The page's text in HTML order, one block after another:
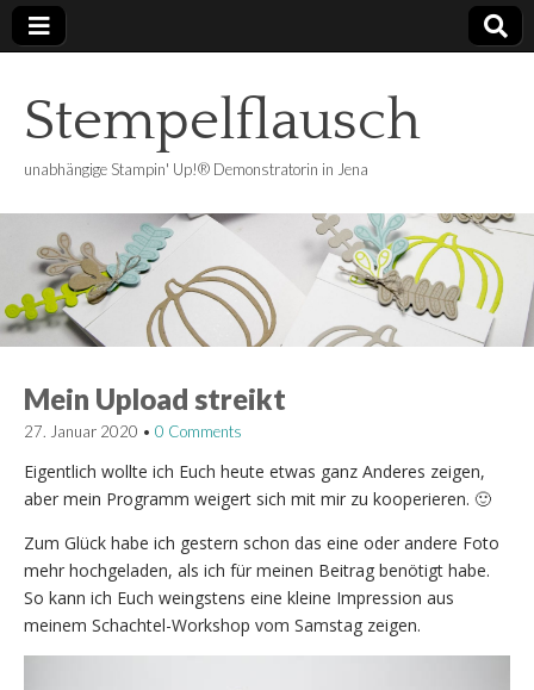
Stempelflausch
unabhängige Stampin' Up!® Demonstratorin in Jena
Mein Upload streikt
27. Januar 2020 • 0 Comments
Eigentlich wollte ich Euch heute etwas ganz Anderes zeigen,
aber mein Programm weigert sich mit mir zu kooperieren. 🙂
Zum Glück habe ich gestern schon das eine oder andere Foto
mehr hochgeladen, als ich für meinen Beitrag benötigt habe.
So kann ich Euch weingstens eine kleine Impression aus
meinem Schachtel-Workshop vom Samstag zeigen.